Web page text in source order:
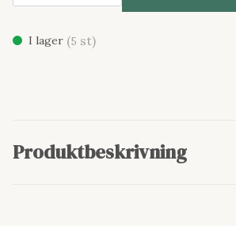
I lager (5 st)
Produktbeskrivning